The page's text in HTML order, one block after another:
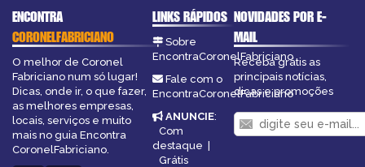
ENCONTRA
CORONELFABRICIANO
O melhor de Coronel
Fabriciano num só lugar!
Dicas, onde ir, o que fazer,
as melhores empresas,
locais, serviços e muito
mais no guia Encontra
CoronelFabriciano.
LINKS RÁPIDOS
Sobre
EncontraCoronelFabriciano
Fale com o
EncontraCoronelFabriciano
ANUNCIE:
Com
destaque |
Grátis
NOVIDADES POR E-
MAIL
Receba grátis as
principais notícias,
dicas e promoções